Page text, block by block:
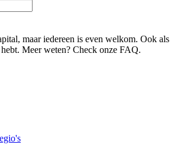
maar iedereen is even welkom. Ook als
Meer weten? Check onze FAQ.